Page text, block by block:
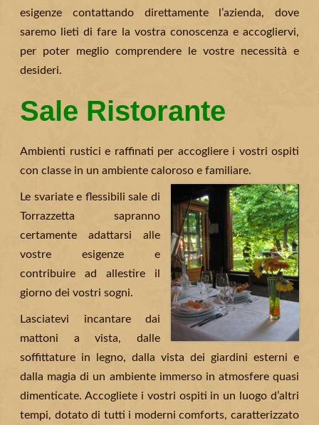
esigenze contattando direttamente l’azienda, dove
saremo lieti di fare la vostra conoscenza e accogliervi,
per poter meglio comprendere le vostre necessità e
desideri.
Sale Ristorante
Ambienti rustici e raffinati per accogliere i vostri ospiti
con classe in un ambiente caloroso e familiare.
Le svariate e flessibili sale di
Torrazzetta sapranno
certamente adattarsi alle
vostre esigenze e
contribuire ad allestire il
giorno dei vostri sogni.
Lasciatevi incantare dai
mattoni a vista, dalle
soffittature in legno, dalla vista dei giardini esterni e
dalla magia di un ambiente immerso in atmosfere quasi
dimenticate. Accogliete i vostri ospiti in un luogo d’altri
tempi, dotato di tutti i moderni comforts, caratterizzato